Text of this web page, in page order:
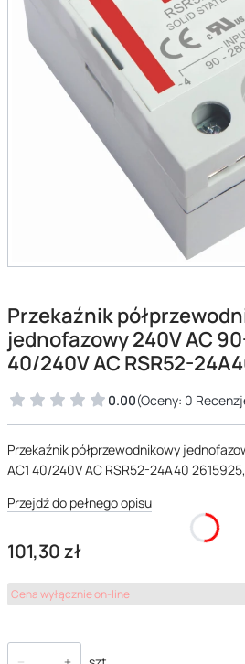
Przekaźnik
jednofazowy 240V AC
40/240V AC RSR52-
0.00(Oceny: 0
Przekaźnik półprzewodnikowy
AC1 40/240V AC RSR52-24A40
Przejdź do pełnego opisu
Cena
101,30 zł
Cena wyłącznie on-line